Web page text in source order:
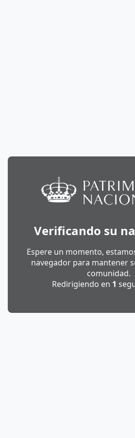
Verificando su
Espere un momento,
navegador para mantener
comunidad.
Redirigiendo en 1